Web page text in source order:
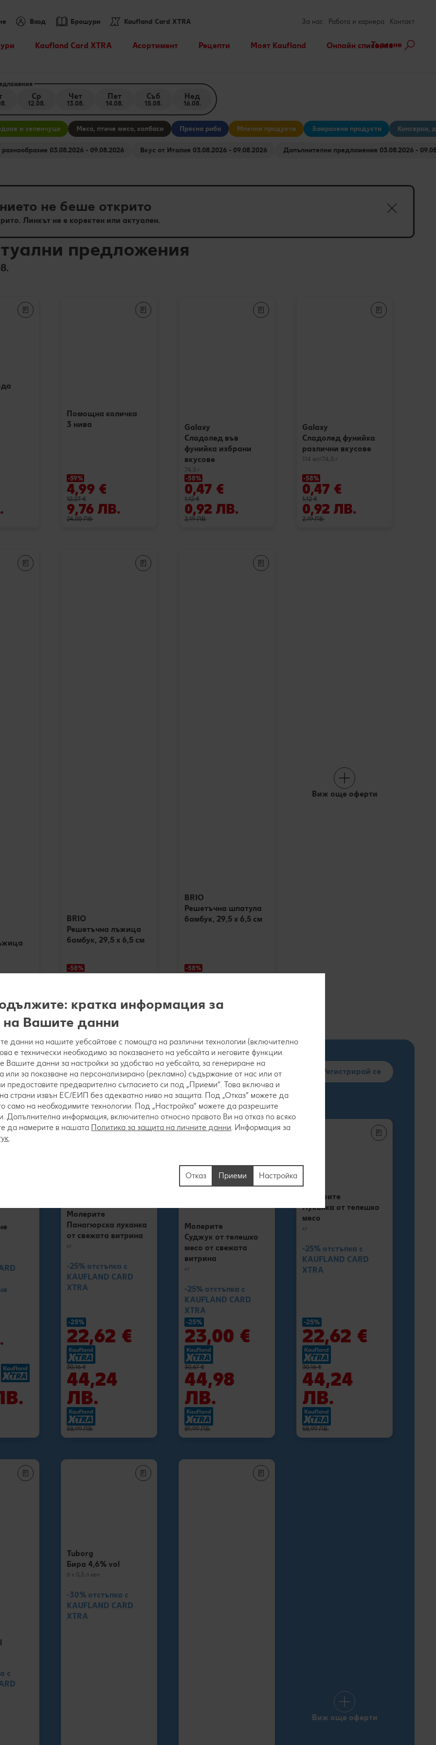
Kaufland Card XTRA
XTRA купони
Kaufland Scan
можеш да спечелиш JBL
Колелото на наградите
Асортимент
Още от асортимента
Лексикон на свежестта
Рецепти
Кулинарни теми
Моят Kaufland
Ние сме семейство
Онлайн списание
свободно време
Брошури
Вход Kaufland Card XTRA За нас Работа и кариера Контакт
Търсене
Ср
12.08.
Чет
13.08.
Пет
14.08.
Съб
15.08.
Нед
16.08.
и зеленчуци Месо, птиче месо, колбаси Прясна риба Млечни продукти Замразени продукти Консерви,
Бирено разнообразие 03.08.2026 - 09.08.2026 Вкус от Италия 03.08.2026 - 09.08.2026 Допълнителни предложения
не беше открито
Линкът не е коректен или актуален.
предложения
Помощна количка
3 нива
-59%
4,99 €
12,27 €
9,76 ЛВ.
24,00 ЛВ.
Galaxy
Сладолед във
фунийка избрани
вкусове
74,5 г
-58%
0,47 €
1,12 €
0,92 ЛВ.
2,19 ЛВ.
Galaxy
Сладолед фунийка
различни вкусове
114 мл/74,5 г
-58%
0,47 €
1,12 €
0,92 ЛВ.
2,19 ЛВ.
BRIO
Решетъчна лъжица
бамбук, 29,5 х 6,5 см
-58%
1,19 €
2,33 ЛВ.
5,59 ЛВ.
BRIO
Решетъчна шпатула
бамбук, 29,5 х 6,5 см
-58%
1,19 €
2,33 ЛВ.
5,59 ЛВ.
Виж още оферти
Регистрирай се
Молерите
Панагюрска луканка
от свежата витрина
кг
-25% отстъпка с
KAUFLAND CARD
XTRA
-25%
22,62 €
30,16 €
44,24
ЛВ.
58,99 ЛВ.
Молерите
Суджук от телешко
месо от свежата
витрина
кг
-25% отстъпка с
KAUFLAND CARD
XTRA
-25%
23,00 €
30,67 €
44,98
ЛВ.
59,99 ЛВ.
Молерите
Луканка от телешко
месо
кг
-25% отстъпка с
KAUFLAND CARD
XTRA
-25%
22,62 €
30,16 €
44,24
ЛВ.
58,99 ЛВ.
с
Tuborg
Бира 4,6% vol
6 x 0,5 л кен
-30% отстъпка с
KAUFLAND CARD
XTRA
Виж още оферти
кратка информация за
на Вашите данни
данни на нашите уебсайтове с помощта на различни технологии (включително
е технически необходимо за показването на уебсайта и неговите функции.
Вашите данни за настройки за удобство на уебсайта, за генериране на
или за показване на персонализирано (рекламно) съдържание от нас или от
предоставите предварително съгласието си под „Приеми“. Това включва и
страни извън ЕС/ЕИП без адекватно ниво на защита. Под „Отказ“ можете да
само на необходимите технологии. Под „Настройка“ можете да разрешите
Допълнителна информация, включително относно правото Ви на отказ по всяко
да намерите в нашата Политика за защита на личните данни. Информация за
.
Настройка
Отказ Приеми